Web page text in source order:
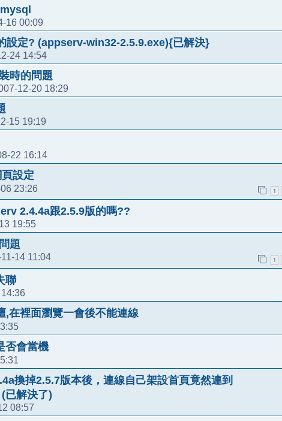
16 00:09
設定? (appserv-win32-2.5.9.exe){已解決}
24 14:54
時的問題
12-20 18:29
15 19:19
22 16:14
設定
23:26 1
2.4.4a跟2.5.9版的嗎??
19:55
題
14 11:04 1
聯
,在裡面瀏覽一會後不能連線
否會當機
換掉2.5.7版本後，連線自己架設首頁竟然連到
已解決了)
08:57